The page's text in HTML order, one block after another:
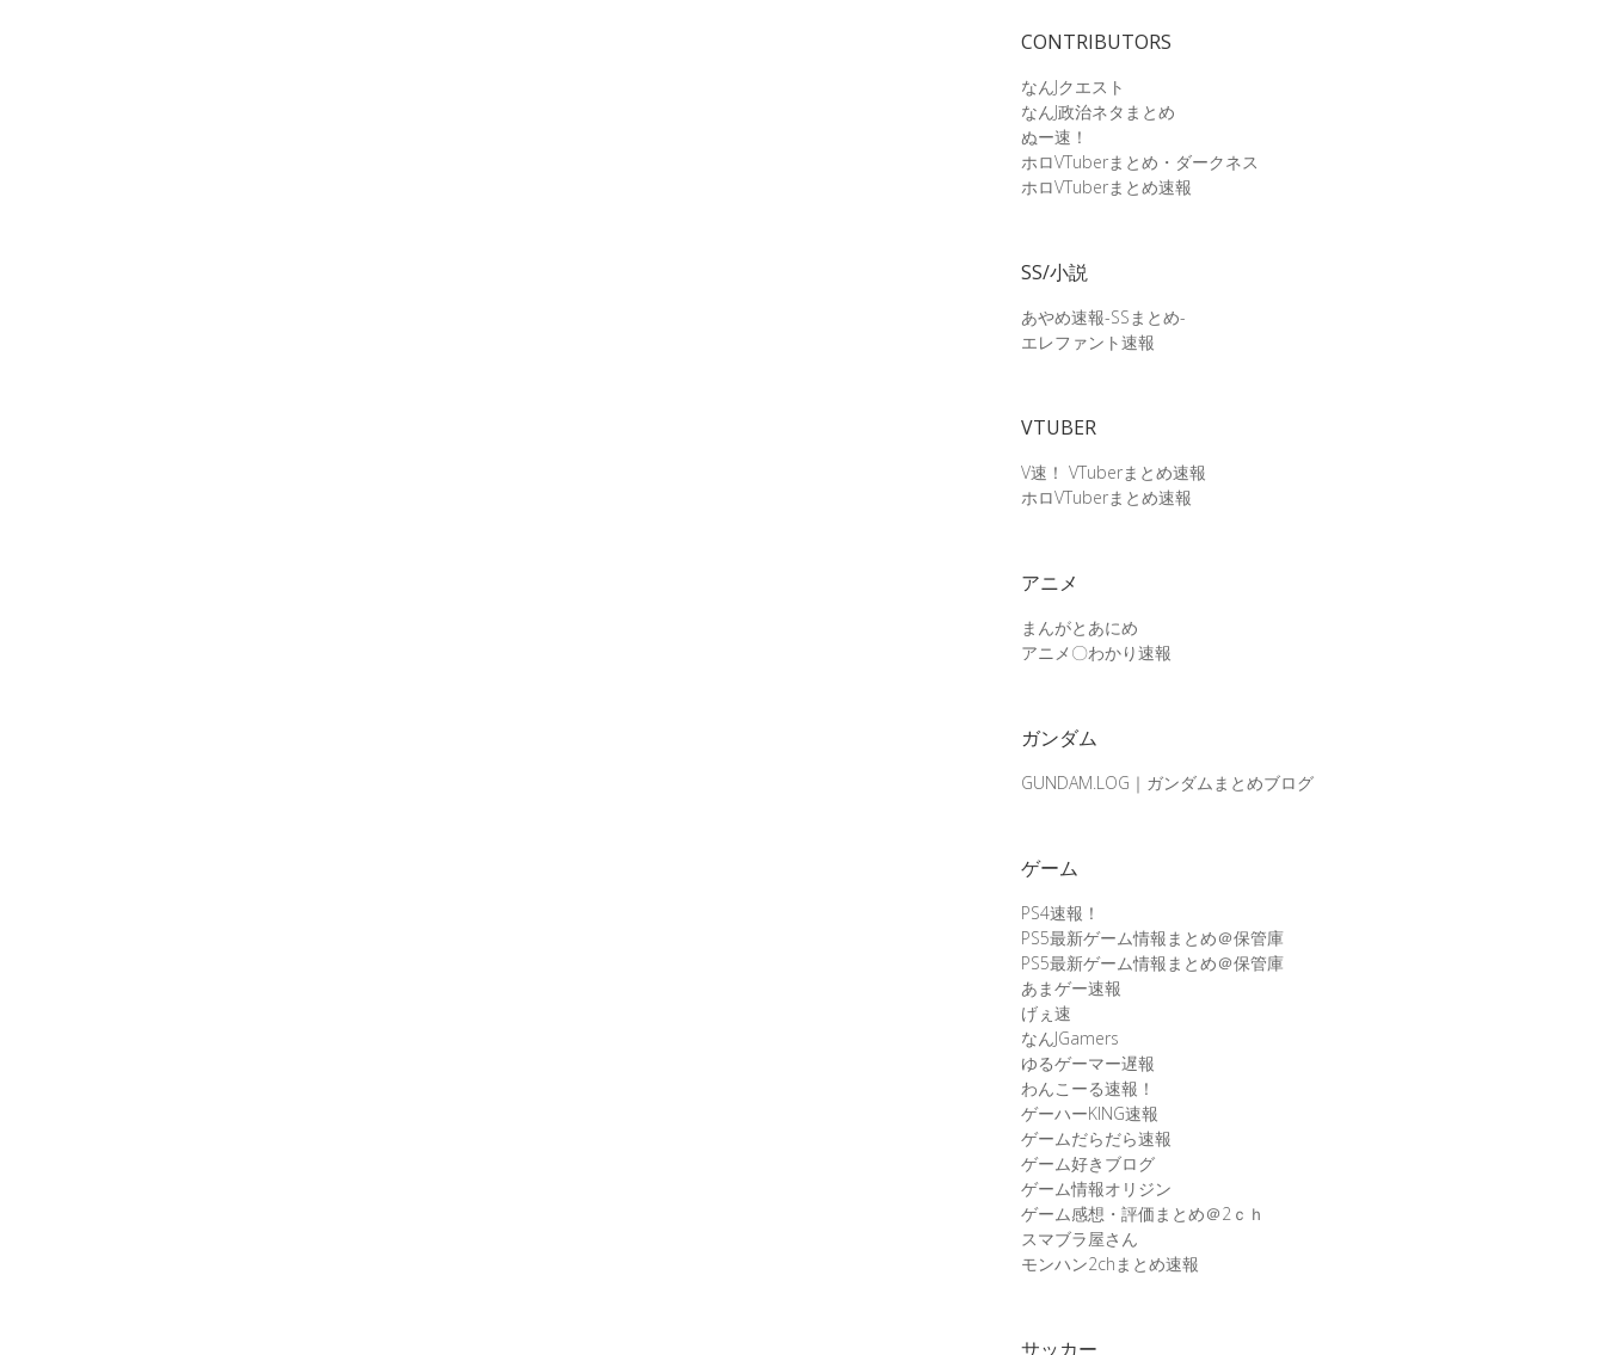
CONTRIBUTORS
なんJクエスト
なんJ政治ネタまとめ
ぬー速！
ホロVTuberまとめ・ダークネス
ホロVTuberまとめ速報
SS/小説
あやめ速報-SSまとめ-
エレファント速報
VTUBER
V速！ VTuberまとめ速報
ホロVTuberまとめ速報
アニメ
まんがとあにめ
アニメ〇わかり速報
ガンダム
GUNDAM.LOG｜ガンダムまとめブログ
ゲーム
PS4速報！
PS5最新ゲーム情報まとめ＠保管庫
PS5最新ゲーム情報まとめ＠保管庫
あまゲー速報
げぇ速
なんJGamers
ゆるゲーマー遅報
わんこーる速報！
ゲーハーKING速報
ゲームだらだら速報
ゲーム好きブログ
ゲーム情報オリジン
ゲーム感想・評価まとめ＠2ｃｈ
スマブラ屋さん
モンハン2chまとめ速報
サッカー